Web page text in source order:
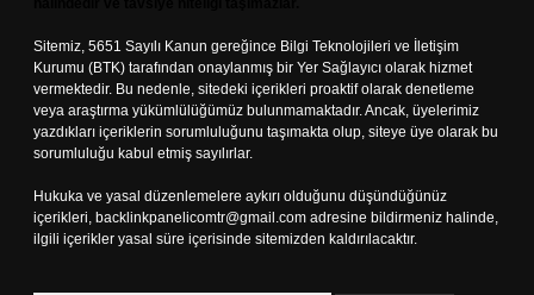
Sitemiz, 5651 Sayılı Kanun gereğince Bilgi Teknolojileri ve İletişim
Kurumu (BTK) tarafından onaylanmış bir Yer Sağlayıcı olarak hizmet
vermektedir. Bu nedenle, sitedeki içerikleri proaktif olarak denetleme
veya araştırma yükümlülüğümüz bulunmamaktadır. Ancak, üyelerimiz
yazdıkları içeriklerin sorumluluğunu taşımakta olup, siteye üye olarak bu
sorumluluğu kabul etmiş sayılırlar.
Hukuka ve yasal düzenlemelere aykırı olduğunu düşündüğünüz
içerikleri, backlinkpanelicomtr@gmail.com adresine bildirmeniz halinde,
ilgili içerikler yasal süre içerisinde sitemizden kaldırılacaktır.